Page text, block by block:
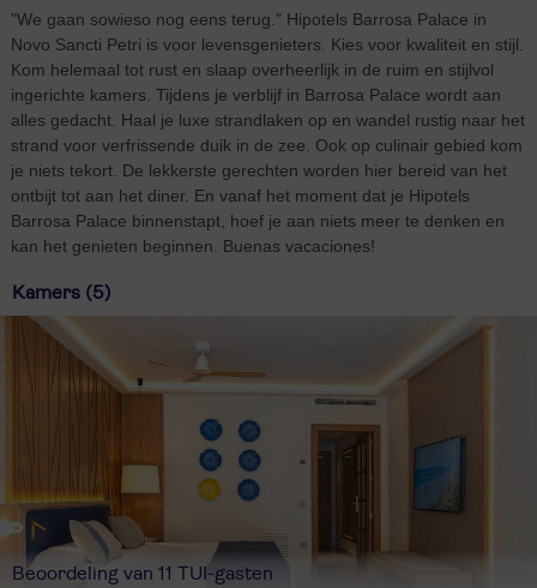
"We gaan sowieso nog eens terug." Hipotels Barrosa Palace in
Novo Sancti Petri is voor levensgenieters. Kies voor kwaliteit en stijl.
Kom helemaal tot rust en slaap overheerlijk in de ruim en stijlvol
ingerichte kamers. Tijdens je verblijf in Barrosa Palace wordt aan
alles gedacht. Haal je luxe strandlaken op en wandel rustig naar het
strand voor verfrissende duik in de zee. Ook op culinair gebied kom
je niets tekort. De lekkerste gerechten worden hier bereid van het
ontbijt tot aan het diner. En vanaf het moment dat je Hipotels
Barrosa Palace binnenstapt, hoef je aan niets meer te denken en
kan het genieten beginnen. Buenas vacaciones!
Kamers (5)
Beoordeling van 11 TUI-gasten